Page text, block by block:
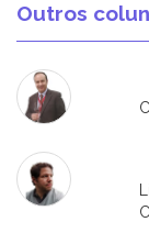
Outros